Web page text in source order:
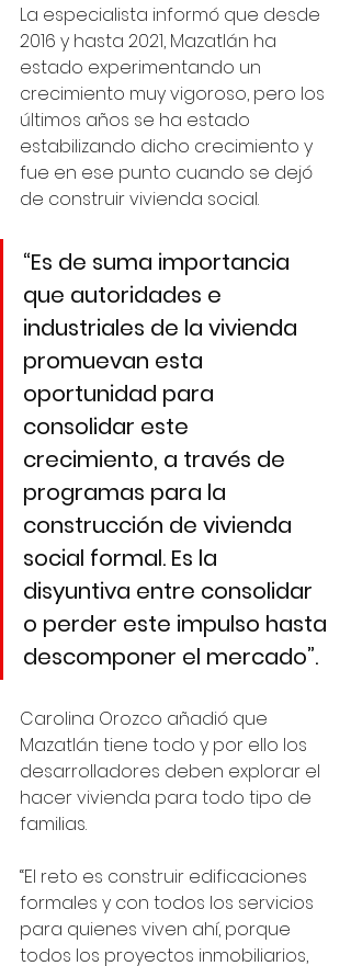
La especialista informó que desde
2016 y hasta 2021, Mazatlán ha
estado experimentando un
crecimiento muy vigoroso, pero los
últimos años se ha estado
estabilizando dicho crecimiento y
fue en ese punto cuando se dejó
de construir vivienda social.
“Es de suma importancia
que autoridades e
industriales de la vivienda
promuevan esta
oportunidad para
consolidar este
crecimiento, a través de
programas para la
construcción de vivienda
social formal. Es la
disyuntiva entre consolidar
o perder este impulso hasta
descomponer el mercado”.
Carolina Orozco añadió que
Mazatlán tiene todo y por ello los
desarrolladores deben explorar el
hacer vivienda para todo tipo de
familias.
“El reto es construir edificaciones
formales y con todos los servicios
para quienes viven ahí, porque
todos los proyectos inmobiliarios,